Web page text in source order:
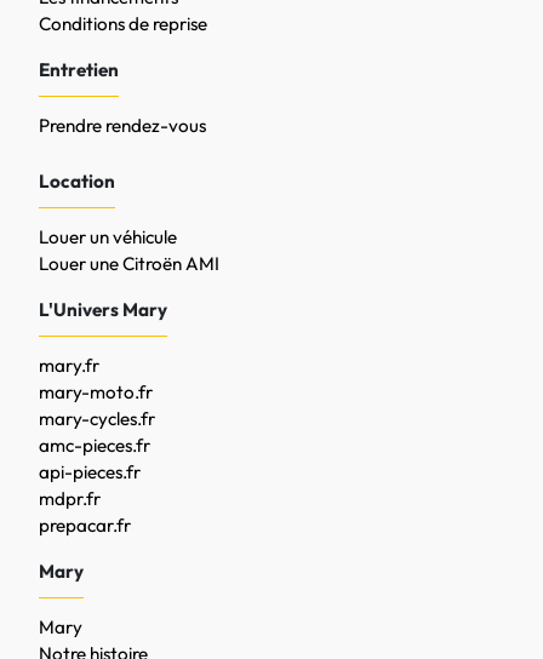
Conditions de reprise
Entretien
Prendre rendez-vous
Location
Louer un véhicule
Louer une Citroën AMI
L'Univers Mary
mary.fr
mary-moto.fr
mary-cycles.fr
amc-pieces.fr
api-pieces.fr
mdpr.fr
prepacar.fr
Mary
Mary
Notre histoire